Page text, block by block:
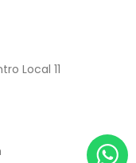
Local 11